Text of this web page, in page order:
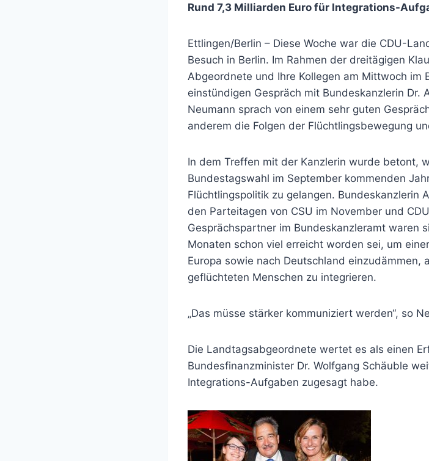
Rund 7,3 Milliarden Euro für Integrations-
Ettlingen/Berlin – Diese Woche war die CDU-
Besuch in Berlin. Im Rahmen der dreitägigen
Abgeordnete und Ihre Kollegen am Mittwoch im
einstündigen Gespräch mit Bundeskanzlerin Dr.
Neumann sprach von einem sehr guten
anderem die Folgen der Flüchtlingsbewegung
In dem Treffen mit der Kanzlerin wurde betont,
Bundestagswahl im September kommenden
Flüchtlingspolitik zu gelangen. Bundeskanzlerin
den Parteitagen von CSU im November und
Gesprächspartner im Bundeskanzleramt waren
Monaten schon viel erreicht worden sei, um
Europa sowie nach Deutschland einzudämmen,
geflüchteten Menschen zu integrieren.
„Das müsse stärker kommuniziert werden“, so
Die Landtagsabgeordnete wertet es als einen
Bundesfinanzminister Dr. Wolfgang Schäuble
Integrations-Aufgaben zugesagt habe.